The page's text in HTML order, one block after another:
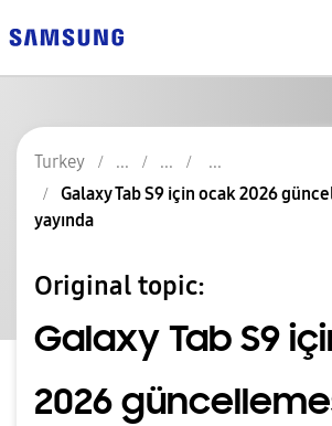
Turkey
Galaxy Tab S9 için ocak 2026
yayında
Original topic:
Galaxy Tab S9
2026